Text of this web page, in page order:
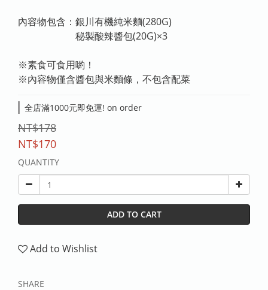
內容物包含：銀川有機純米麵(280G)
秘製酸辣醬包(20G)×3
※素食可食用喲！
※內容物僅含醬包與米麵條，不包含配菜
全店滿1000元即免運! on order
NT$178
NT$170
QUANTITY
ADD TO CART
Add to Wishlist
SHARE